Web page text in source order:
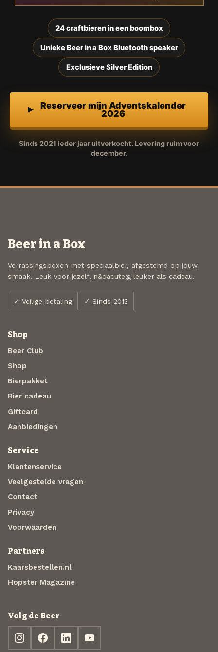
24 craftbieren in een boombox
Unieke Beer in a Box Bluetooth speaker
Exclusieve Silver Edition
Reserveer mijn Adventskalender
2026
Sinds 2021 ieder jaar uitverkocht. Levering ruim voor
december.
Beer in a Box
Verrassingsboxen met speciaalbier, afgestemd op jouw
smaak. Leuk voor jezelf, n&oacute;g leuker als cadeau.
✓ Veilige betaling ✓ Sinds 2013
Shop
Beer Club
Shop
Bierpakket
Bier cadeau
Giftcard
Aanbiedingen
Service
Klantenservice
Veelgestelde vragen
Contact
Privacy
Voorwaarden
Partners
Kaarsbestellen.nl
Hopster Magazine
Volg de Beer